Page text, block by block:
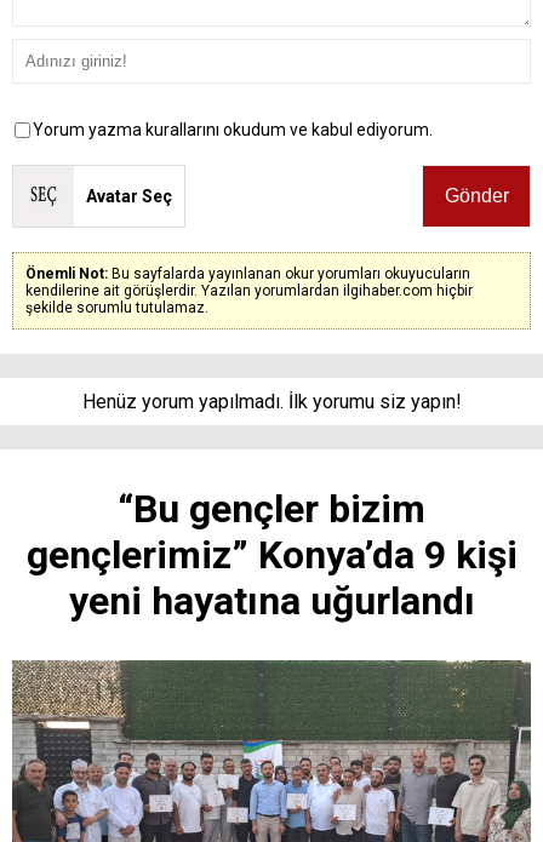
Yorum yazma kurallarını okudum ve kabul ediyorum.
Avatar Seç
Önemli Not: Bu sayfalarda yayınlanan okur yorumları okuyucuların
kendilerine ait görüşlerdir. Yazılan yorumlardan ilgihaber.com hiçbir
şekilde sorumlu tutulamaz.
Henüz yorum yapılmadı. İlk yorumu siz yapın!
“Bu gençler bizim
gençlerimiz” Konya’da 9 kişi
yeni hayatına uğurlandı